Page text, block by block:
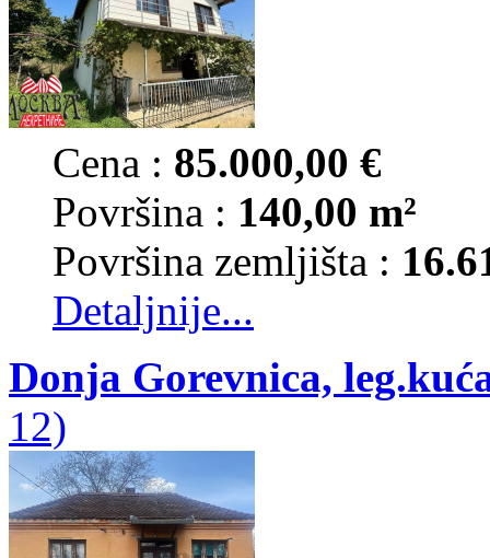
Cena : 85.000,00 €
Površina : 140,00 m²
Površina zemljišta :
Detaljnije...
Donja Gorevnica,
12)